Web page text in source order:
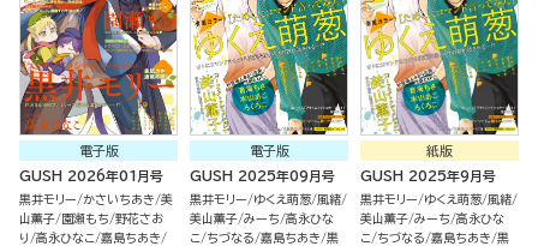
電子版
GUSH 2026年01月号
黒井モリー かさいちあき 美
山薫子 園瀬もち 野花さお
り
高永ひなこ 嘉島ちあき
電子版
GUSH 2025年09月号
黒井モリー ゆくえ萌葱 風緒
美山薫子 みーち 高永ひな
こ
ちづなる 嘉島ちあき 黒
紙版
GUSH 2025年9月号
黒井モリー ゆくえ萌葱 風緒
美山薫子 みーち 高永ひな
こ
ちづなる 嘉島ちあき 黒